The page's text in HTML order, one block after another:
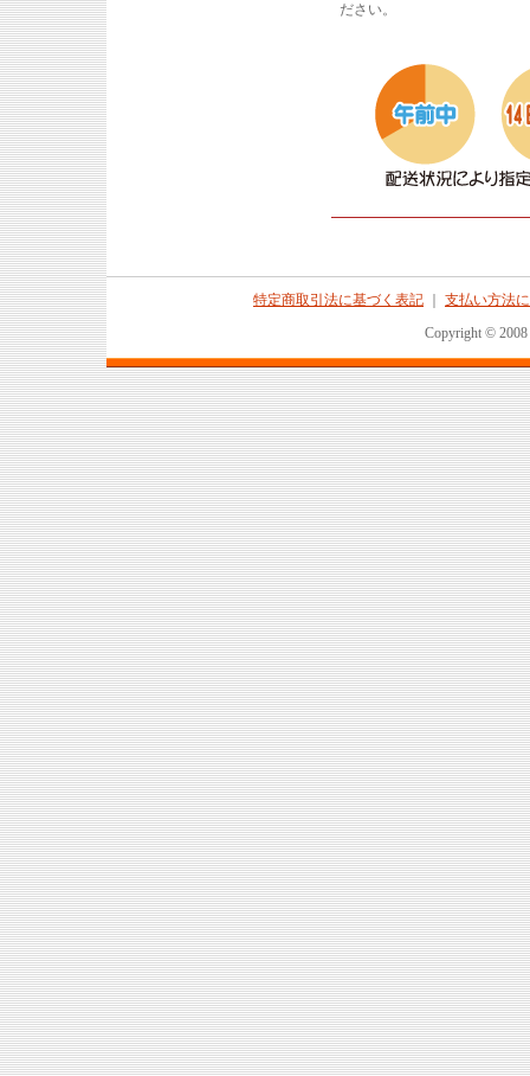
ださい。
特定商取引法に基づく表記
支払い方法
Copyright © 2008